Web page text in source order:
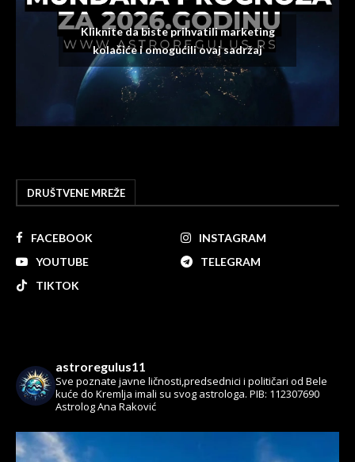
Kliknite da biste prihvatili marketing
kolačiće i omogućili ovaj sadržaj
DRUŠTVENE MREŽE
FACEBOOK
INSTAGRAM
YOUTUBE
TELEGRAM
TIKTOK
astroregulus11
Sve poznate javne ličnosti,predsednici i političari od Bele
kuće do Kremlja imali su svog astrologa. PIB: 112307690
Astrolog Ana Raković